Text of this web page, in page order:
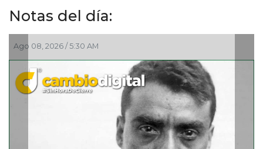
Notas del día:
Ago 07, 2026 / 11:36 PM